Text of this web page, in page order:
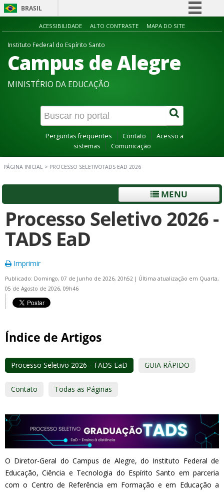
BRASIL
Simplifique!
Acesso à informação
Canais
ACESSIBILIDADE ALTO CONTRASTE MAPA DO SITE
Instituto Federal do Espírito Santo
Campus de Alegre
MINISTÉRIO DA EDUCAÇÃO
Perguntas frequentes Contato
Acesso a
sistemas
Comunicação
PÁGINA INICIAL > PROCESSO SELETIVOTADS EAD 2026
MENU
Processo Seletivo 2026 -
TADS EaD
Imprimir
Publicado: Domingo, 07 de Junho de 2026, 20h52 | Última atualização em Quarta,
05 de Agosto de 2026, 09h46
Índice de Artigos
Processo Seletivo 2026 - TADS EaD GUIA RÁPIDO
Contato Todas as Páginas
O Diretor-Geral do Campus de Alegre, do Instituto Federal de
Educação, Ciência e Tecnologia do Espírito Santo em parceria
com o Centro de Referência em Formação e em Educação a